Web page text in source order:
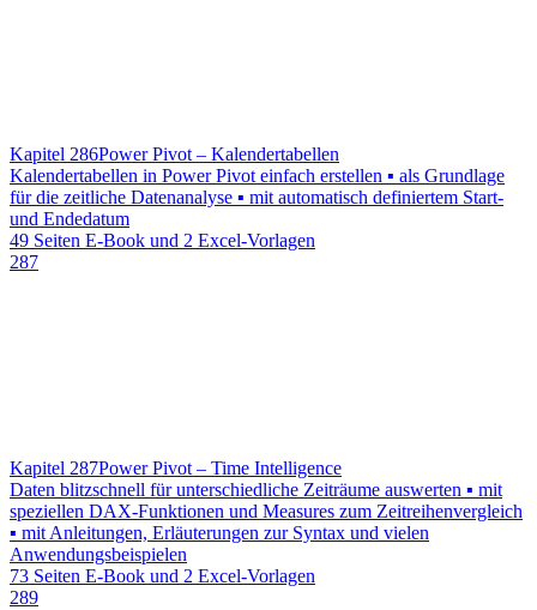
Kapitel 286Power Pivot – Kalendertabellen
Kalendertabellen in Power Pivot einfach erstellen ▪ als Grundlage
für die zeitliche Datenanalyse ▪ mit automatisch definiertem Start-
und Endedatum
49 Seiten E-Book und 2 Excel-Vorlagen
287
Kapitel 287Power Pivot – Time Intelligence
Daten blitzschnell für unterschiedliche Zeiträume auswerten ▪ mit
speziellen DAX-Funktionen und Measures zum Zeitreihenvergleich
▪ mit Anleitungen, Erläuterungen zur Syntax und vielen
Anwendungsbeispielen
73 Seiten E-Book und 2 Excel-Vorlagen
289